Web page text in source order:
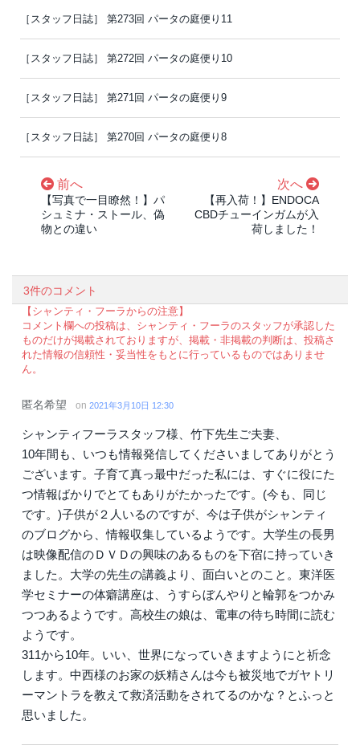
［スタッフ日誌］ 第273回 パータの庭便り11
［スタッフ日誌］ 第272回 パータの庭便り10
［スタッフ日誌］ 第271回 パータの庭便り9
［スタッフ日誌］ 第270回 パータの庭便り8
前へ
【写真で一目瞭然！】パ
シュミナ・ストール、偽
物との違い
次へ
【再入荷！】ENDOCA
CBDチューインガムが入
荷しました！
3件のコメント
【シャンティ・フーラからの注意】
コメント欄への投稿は、シャンティ・フーラのスタッフが承認した
ものだけが掲載されておりますが、掲載・非掲載の判断は、投稿さ
れた情報の信頼性・妥当性をもとに行っているものではありませ
ん。
匿名希望 on 2021年3月10日 12:30
シャンティフーラスタッフ様、竹下先生ご夫妻、
10年間も、いつも情報発信してくださいましてありがとう
ございます。子育て真っ最中だった私には、すぐに役にた
つ情報ばかりでとてもありがたかったです。(今も、同じ
です。)子供が２人いるのですが、今は子供がシャンティ
のブログから、情報収集しているようです。大学生の長男
は映像配信のＤＶＤの興味のあるものを下宿に持っていき
ました。大学の先生の講義より、面白いとのこと。東洋医
学セミナーの体癖講座は、うすらぼんやりと輪郭をつかみ
つつあるようです。高校生の娘は、電車の待ち時間に読む
ようです。
311から10年。いい、世界になっていきますようにと祈念
します。中西様のお家の妖精さんは今も被災地でガヤトリ
ーマントラを教えて救済活動をされてるのかな？とふっと
思いました。